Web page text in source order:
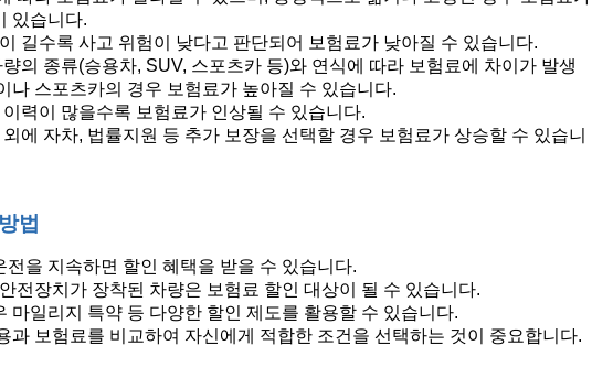
있습니다.
길수록 사고 위험이 낮다고 판단되어 보험료가 낮아질 수 있습니다.
량의 종류(승용차, SUV, 스포츠카 등)와 연식에 따라 보험료에 차이가 발생
나 스포츠카의 경우 보험료가 높아질 수 있습니다.
이력이 많을수록 보험료가 인상될 수 있습니다.
에 자차, 법률지원 등 추가 보장을 선택할 경우 보험료가 상승할 수 있습니
법
전을 지속하면 할인 혜택을 받을 수 있습니다.
전장치가 장착된 차량은 보험료 할인 대상이 될 수 있습니다.
마일리지 특약 등 다양한 할인 제도를 활용할 수 있습니다.
과 보험료를 비교하여 자신에게 적합한 조건을 선택하는 것이 중요합니다.